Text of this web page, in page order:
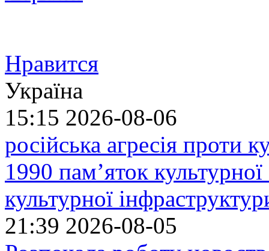
Нравится
Україна
15:15 2026-08-06
російська агресія проти
1990 пам’яток
культурної
21:39 2026-08-05